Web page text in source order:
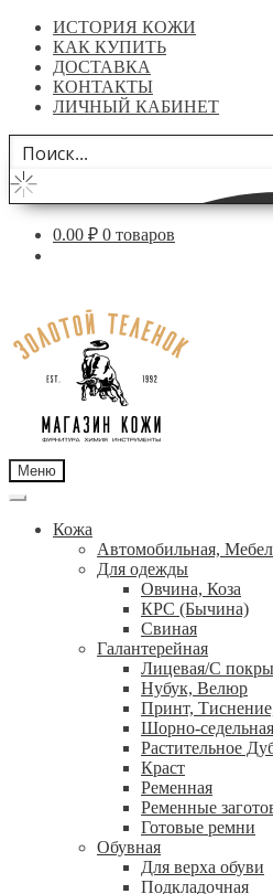
ИСТОРИЯ КОЖИ
КАК КУПИТЬ
ДОСТАВКА
КОНТАКТЫ
ЛИЧНЫЙ КАБИНЕТ
0.00 ₽ 0 товаров
навигации
содержимому
Меню
Кожа
Автомобильная,
Для одежды
Овчина, Коза
КРС (Бычина)
Свиная
Галантерейная
Лицевая/С
Нубук, Велюр
Принт,
Шорно-седельная
Растительное
Краст
Ременная
Ременные
Готовые ремни
Обувная
Для верха обуви
Подкладочная